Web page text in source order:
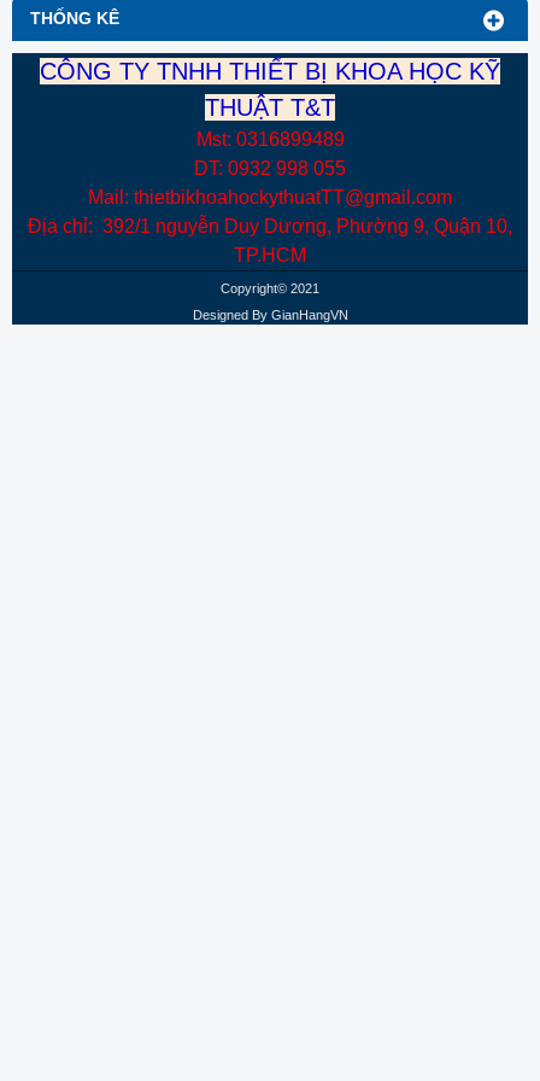
THỐNG KÊ
CÔNG TY TNHH THIẾT BỊ KHOA HỌC KỸ
THUẬT T&T
Mst: 0316899489
DT: 0932 998 055
Mail: thietbikhoahockythuatTT@gmail.com
Địa chỉ: 392/1 nguyễn Duy Dương, Phường 9, Quận 10,
TP.HCM
Copyright© 2021
Designed By GianHangVN